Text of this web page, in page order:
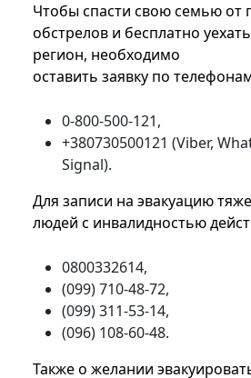
Чтобы спасти свою семью от
обстрелов и бесплатно
регион, необходимо
оставить заявку по
0-800-500-121,
+380730500121 (Viber,
Signal).
Для записи на эвакуацию
людей с инвалидностью
0800332614,
(099) 710-48-72,
(099) 311-53-14,
(096) 108-60-48.
Также о желании